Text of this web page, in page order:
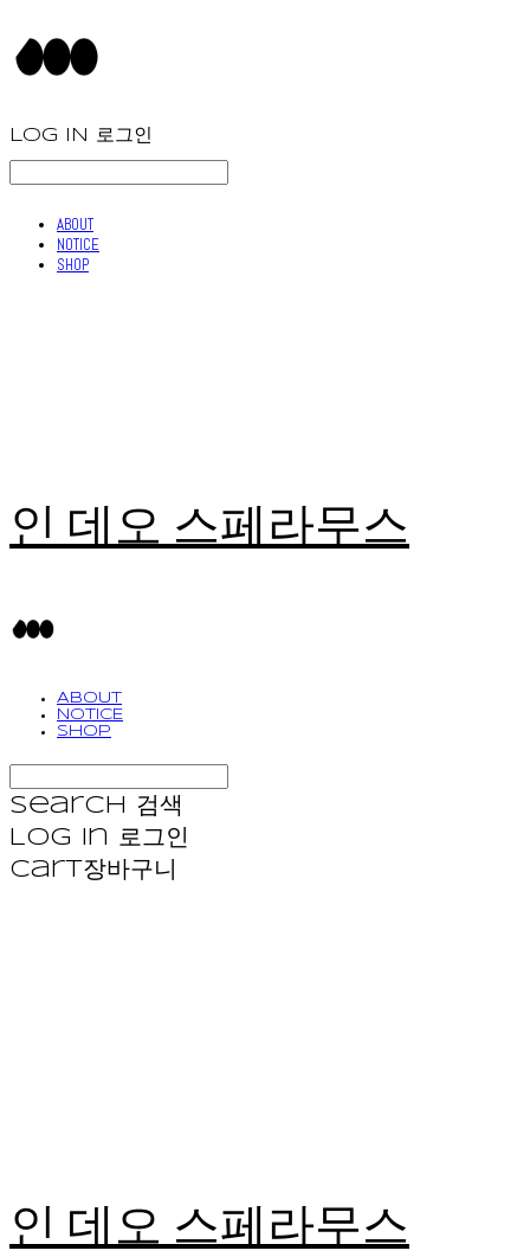
LOG IN 로그인
ABOUT
NOTICE
SHOP
인 데오 스페라무스
ABOUT
NOTICE
SHOP
Search
검색
Log In 로그인
Cart장바구니
인 데오 스페라무스